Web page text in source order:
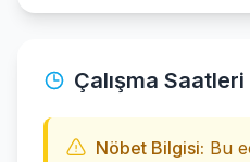
Çalışma Saatleri
Nöbet Bilgisi: Bu